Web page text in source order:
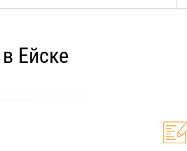
Ейске